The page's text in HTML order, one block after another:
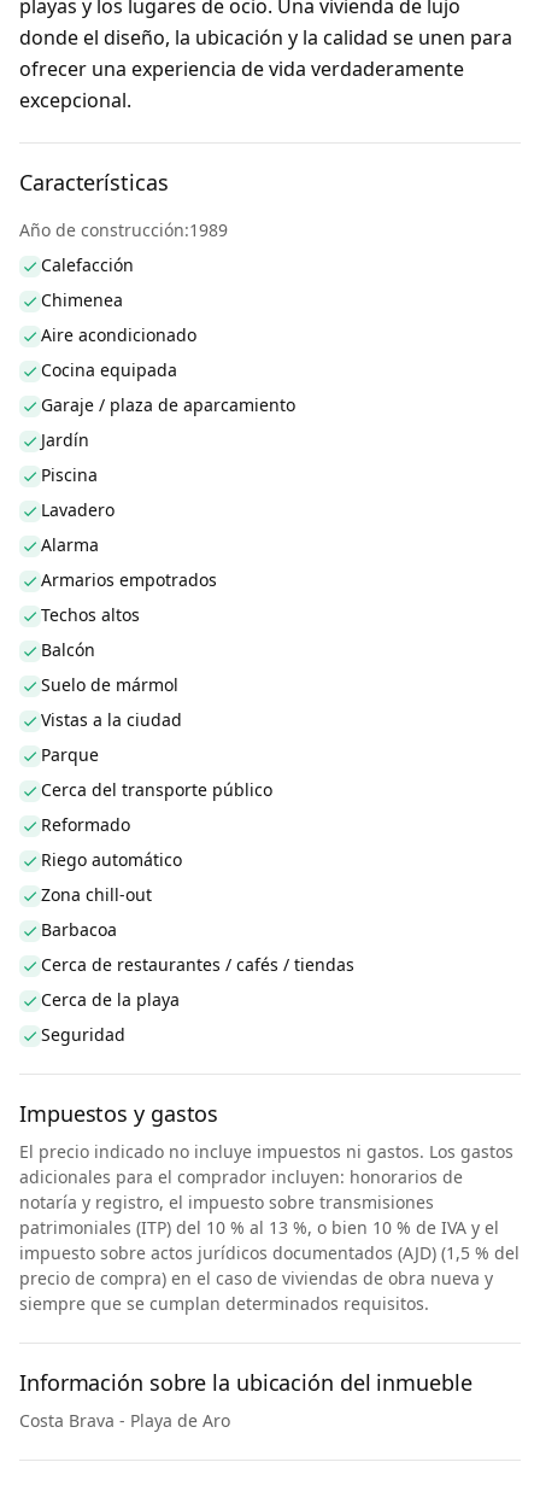
playas y los lugares de ocio. Una vivienda de lujo
donde el diseño, la ubicación y la calidad se unen para
ofrecer una experiencia de vida verdaderamente
excepcional.
Características
Año de construcción:1989
Calefacción
Chimenea
Aire acondicionado
Cocina equipada
Garaje / plaza de aparcamiento
Jardín
Piscina
Lavadero
Alarma
Armarios empotrados
Techos altos
Balcón
Suelo de mármol
Vistas a la ciudad
Parque
Cerca del transporte público
Reformado
Riego automático
Zona chill-out
Barbacoa
Cerca de restaurantes / cafés / tiendas
Cerca de la playa
Seguridad
Impuestos y gastos
El precio indicado no incluye impuestos ni gastos. Los gastos
adicionales para el comprador incluyen: honorarios de
notaría y registro, el impuesto sobre transmisiones
patrimoniales (ITP) del 10 % al 13 %, o bien 10 % de IVA y el
impuesto sobre actos jurídicos documentados (AJD) (1,5 % del
precio de compra) en el caso de viviendas de obra nueva y
siempre que se cumplan determinados requisitos.
Información sobre la ubicación del inmueble
Costa Brava - Playa de Aro